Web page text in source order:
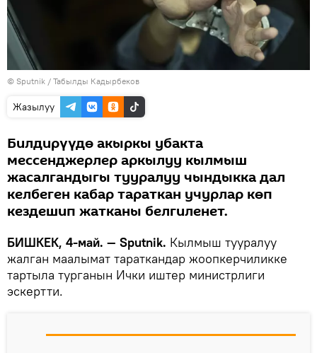
© Sputnik / Табылды Кадырбеков
Жазылуу
Билдирүүдө акыркы убакта
мессенджерлер аркылуу кылмыш
жасалгандыгы тууралуу чындыкка дал
келбеген кабар тараткан учурлар көп
кездешип жатканы белгиленет.
БИШКЕК, 4-май. — Sputnik. Кылмыш тууралуу
жалган маалымат тараткандар жоопкерчиликке
тартыла турганын Ички иштер министрлиги
эскертти.